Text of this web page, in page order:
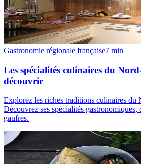
Gastronomie régionale française7 min
Les spécialités culinaires du
découvrir
Explorez les riches traditions culinaires du
Découvrez ses spécialités gastronomiques,
gaufres.